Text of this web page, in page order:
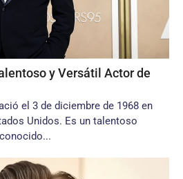
y Versátil Actor de
el 3 de diciembre de 1968 en
Unidos. Es un talentoso